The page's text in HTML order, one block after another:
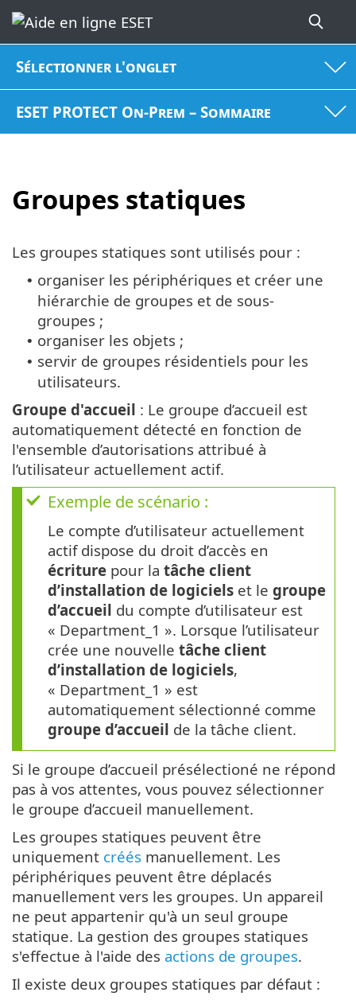
Sélectionner l'onglet
ESET PROTECT On-Prem – Sommaire
Groupes statiques
Les groupes statiques sont utilisés pour :
• organiser les périphériques et créer une
hiérarchie de groupes et de sous-
groupes ;
• organiser les objets ;
• servir de groupes résidentiels pour les
utilisateurs.
Groupe d'accueil : Le groupe d’accueil est
automatiquement détecté en fonction de
l'ensemble d’autorisations attribué à
l’utilisateur actuellement actif.
Exemple de scénario :
Le compte d’utilisateur actuellement
actif dispose du droit d’accès en
écriture pour la tâche client
d’installation de logiciels et le groupe
d’accueil du compte d’utilisateur est
« Department_1 ». Lorsque l’utilisateur
crée une nouvelle tâche client
d’installation de logiciels,
« Department_1 » est
automatiquement sélectionné comme
groupe d’accueil de la tâche client.
Si le groupe d’accueil présélectioné ne répond
pas à vos attentes, vous pouvez sélectionner
le groupe d’accueil manuellement.
Les groupes statiques peuvent être
uniquement créés manuellement. Les
périphériques peuvent être déplacés
manuellement vers les groupes. Un appareil
ne peut appartenir qu'à un seul groupe
statique. La gestion des groupes statiques
s'effectue à l'aide des actions de groupes.
Il existe deux groupes statiques par défaut :